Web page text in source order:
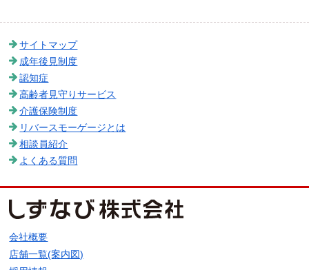
サイトマップ
成年後見制度
認知症
高齢者見守りサービス
介護保険制度
リバースモーゲージとは
相談員紹介
よくある質問
会社概要
店舗一覧(案内図)